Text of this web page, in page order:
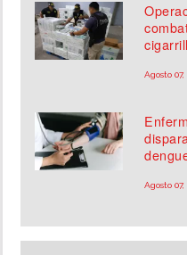
Agosto 07,
Agosto 07,